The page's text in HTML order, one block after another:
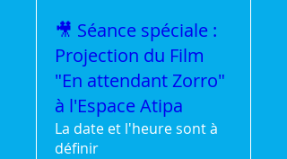
🎥 Séance spéciale :
Projection du Film
"En attendant Zorro"
à l'Espace Atipa
La date et l'heure sont à
définir